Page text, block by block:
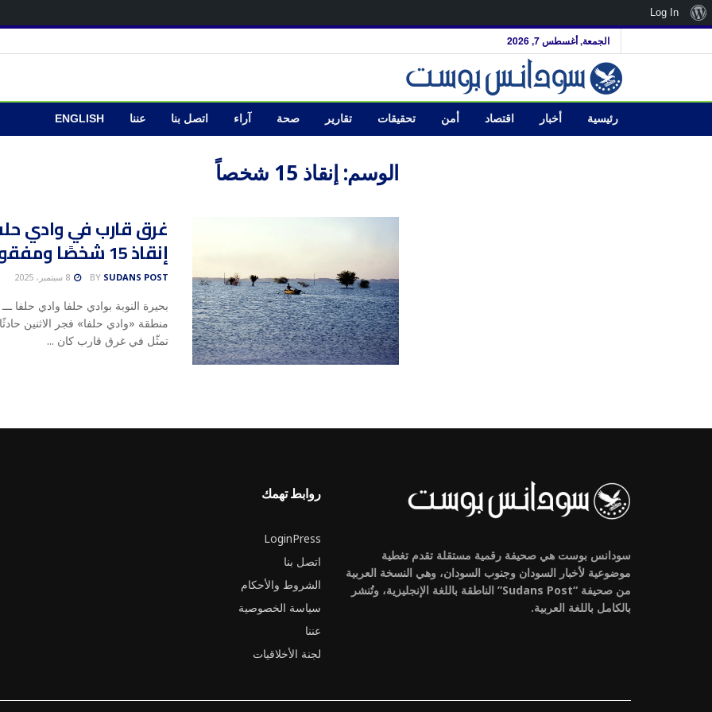
الجمعة, أغسطس 7, 2026
رئيسية أخبار اقتصاد أمن تحقيقات تقارير صحة آراء اتصل بنا عننا ENGLISH
الوسم: إنقاذ 15 شخصاً
غرق قارب في وادي
إنقاذ 15 شخصًا ومفقودان
BY SUDANS POST 8 سبتمبر، 2025
بحيرة النوبة بوادي حلفا وادي حلفا
منطقة «وادي حلفا» فجر الاثنين
تمثّل في غرق قارب كان ...
سودانس بوست هي صحيفة رقمية مستقلة تقدم تغطية
موضوعية لأخبار السودان وجنوب السودان، وهي النسخة العربية
من صحيفة “Sudans Post” الناطقة باللغة الإنجليزية، وتُنشر
بالكامل باللغة العربية.
روابط تهمك
LoginPress
اتصل بنا
الشروط والأحكام
سياسة الخصوصية
عننا
لجنة الأخلاقيات
نبذةLog In